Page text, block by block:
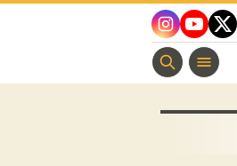
twitter
youtube
instagram
منوعات مسيحية